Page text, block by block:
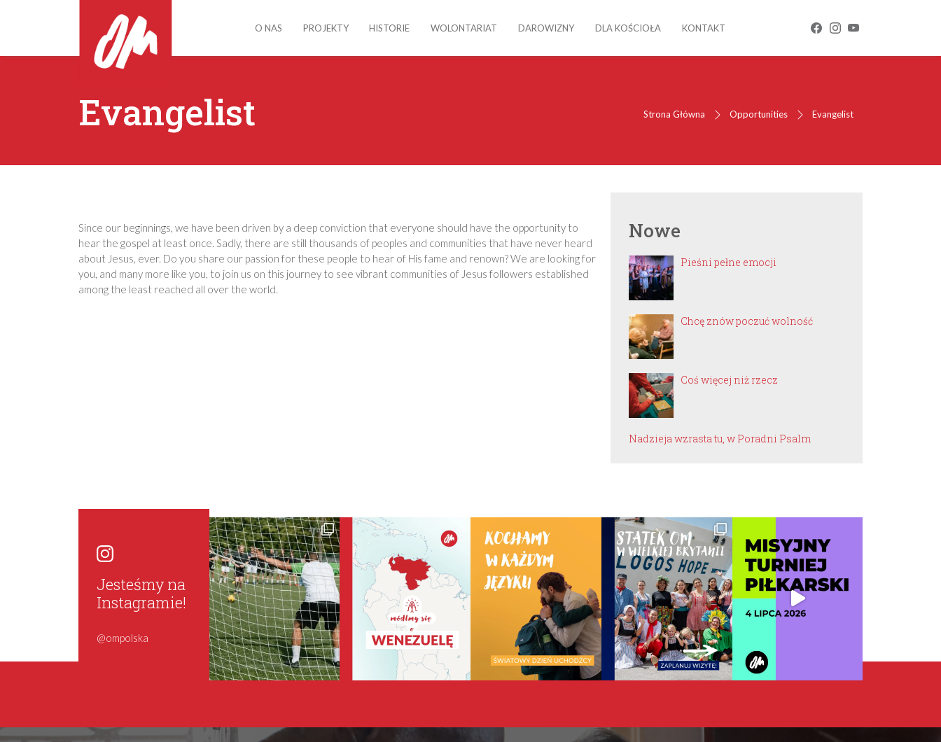
O NAS PROJEKTY HISTORIE WOLONTARIAT DAROWIZNY DLA KOŚCIOŁA KONTAKT
Evangelist Strona Główna Opportunities Evangelist
Since our beginnings, we have been driven by a deep conviction that everyone should have the opportunity to
hear the gospel at least once. Sadly, there are still thousands of peoples and communities that have never heard
about Jesus, ever. Do you share our passion for these people to hear of His fame and renown? We are looking for
you, and many more like you, to join us on this journey to see vibrant communities of Jesus followers established
among the least reached all over the world.
Nowe
Pieśni pełne emocji
Chcę znów poczuć wolność
Coś więcej niż rzecz
Nadzieja wzrasta tu, w Poradni Psalm
Jesteśmy na
Instagramie!
@ompolska